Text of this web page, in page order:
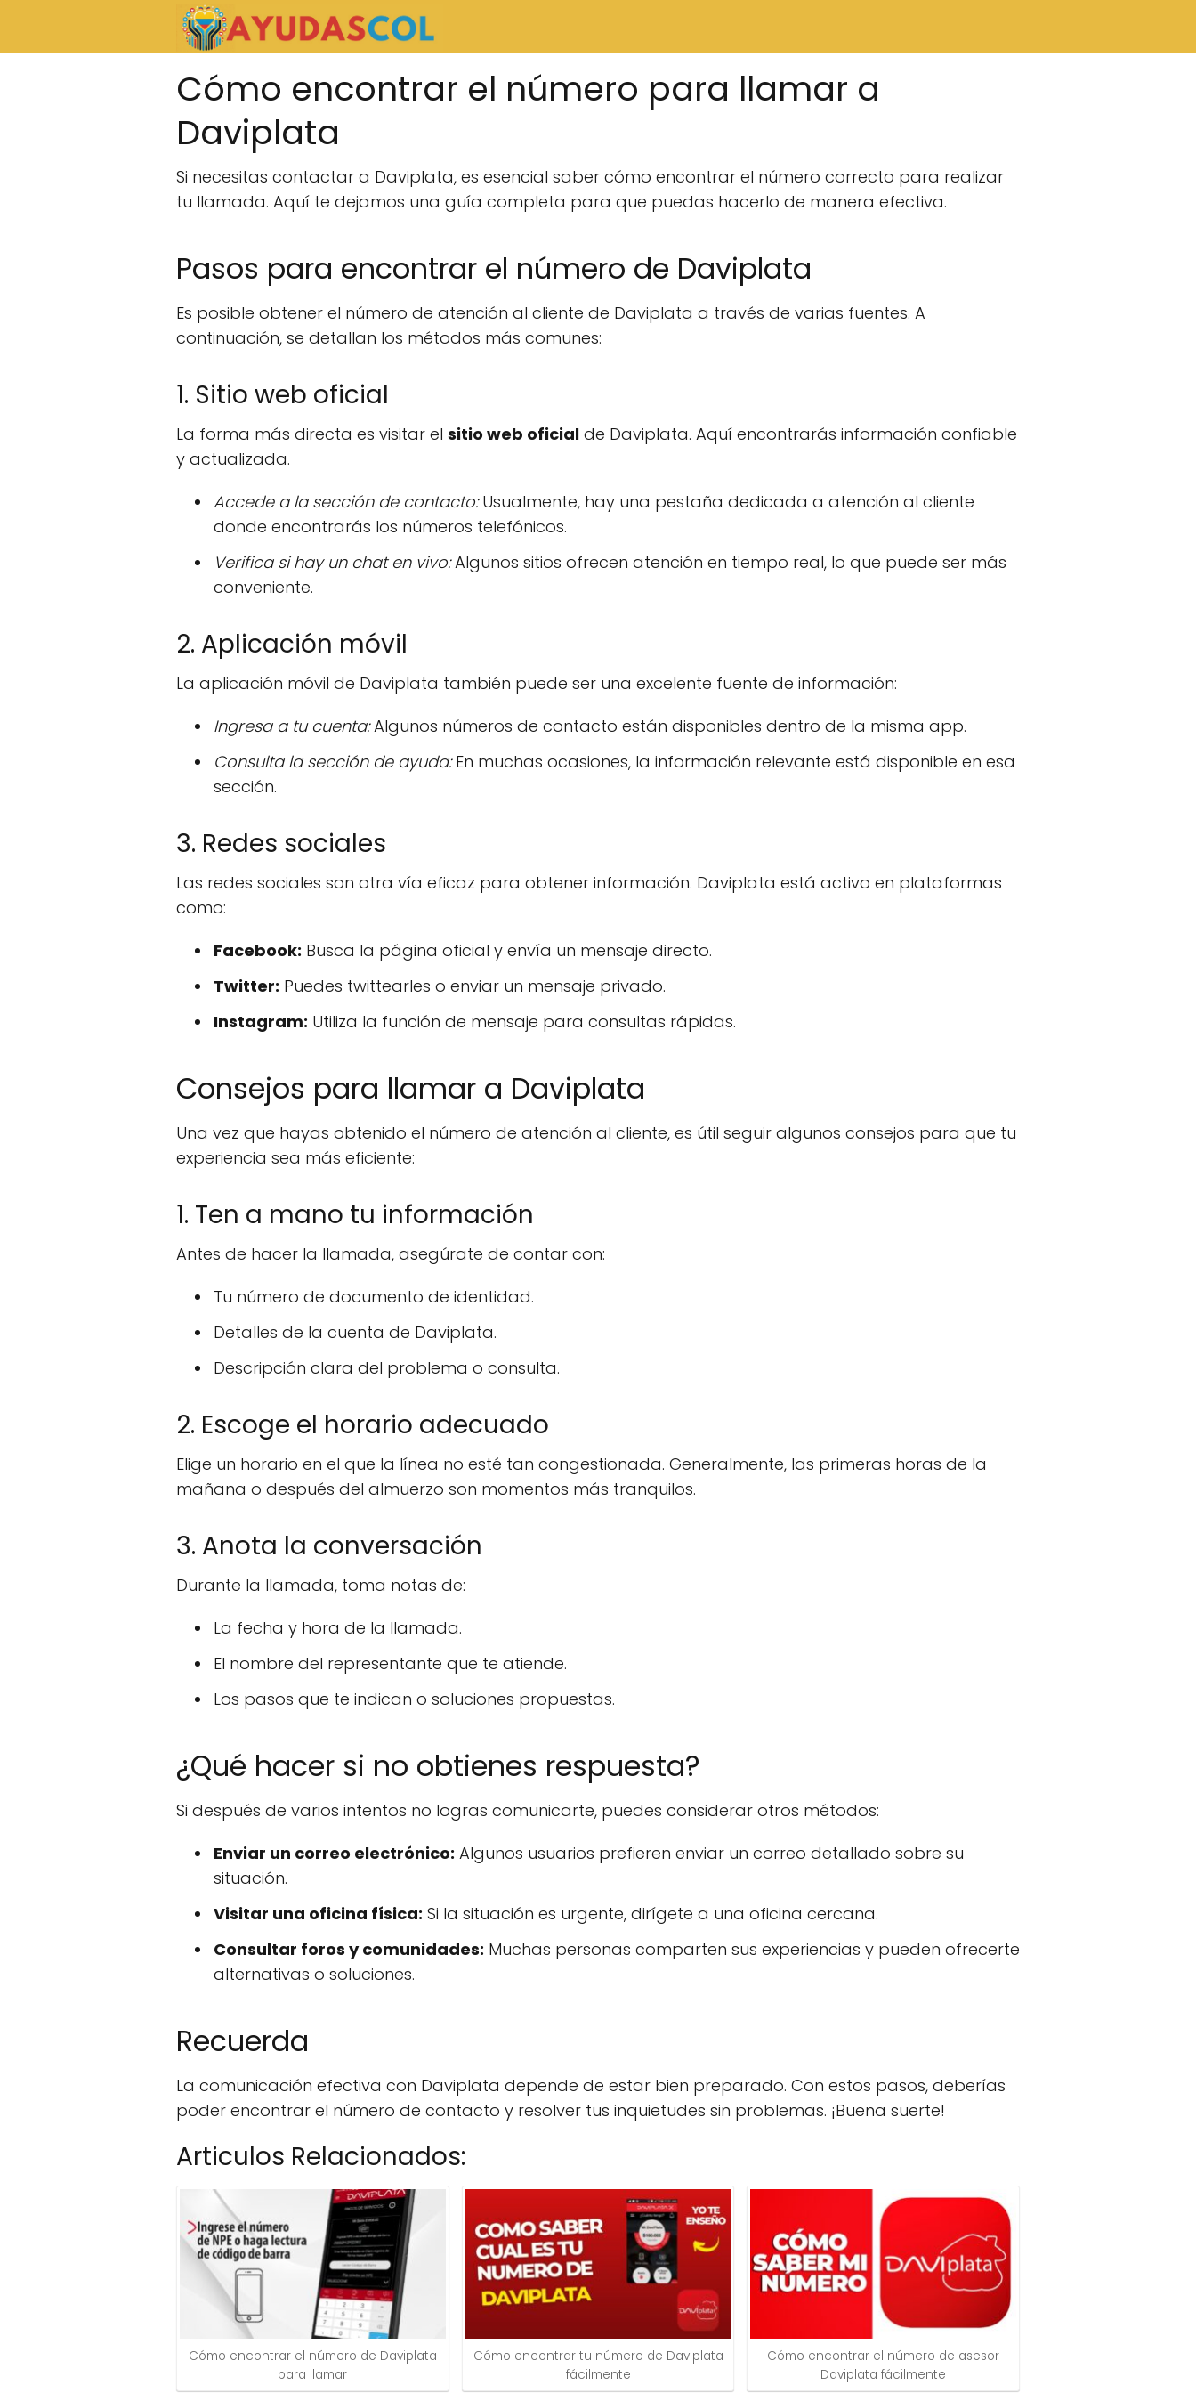
Cómo encontrar el número para llamar a
Daviplata
Si necesitas contactar a Daviplata, es esencial saber cómo encontrar el número correcto para realizar
tu llamada. Aquí te dejamos una guía completa para que puedas hacerlo de manera efectiva.
Pasos para encontrar el número de Daviplata
Es posible obtener el número de atención al cliente de Daviplata a través de varias fuentes. A
continuación, se detallan los métodos más comunes:
1. Sitio web oficial
La forma más directa es visitar el sitio web oficial de Daviplata. Aquí encontrarás información confiable
y actualizada.
Accede a la sección de contacto:Usualmente, hay una pestaña dedicada a atención al cliente
donde encontrarás los números telefónicos.
Verifica si hay un chat en vivo:Algunos sitios ofrecen atención en tiempo real, lo que puede ser más
conveniente.
2. Aplicación móvil
La aplicación móvil de Daviplata también puede ser una excelente fuente de información:
Ingresa a tu cuenta:Algunos números de contacto están disponibles dentro de la misma app.
Consulta la sección de ayuda:En muchas ocasiones, la información relevante está disponible en esa
sección.
3. Redes sociales
Las redes sociales son otra vía eficaz para obtener información. Daviplata está activo en plataformas
como:
Facebook: Busca la página oficial y envía un mensaje directo.
Twitter: Puedes twittearles o enviar un mensaje privado.
Instagram: Utiliza la función de mensaje para consultas rápidas.
Consejos para llamar a Daviplata
Una vez que hayas obtenido el número de atención al cliente, es útil seguir algunos consejos para que tu
experiencia sea más eficiente:
1. Ten a mano tu información
Antes de hacer la llamada, asegúrate de contar con:
Tu número de documento de identidad.
Detalles de la cuenta de Daviplata.
Descripción clara del problema o consulta.
2. Escoge el horario adecuado
Elige un horario en el que la línea no esté tan congestionada. Generalmente, las primeras horas de la
mañana o después del almuerzo son momentos más tranquilos.
3. Anota la conversación
Durante la llamada, toma notas de:
La fecha y hora de la llamada.
El nombre del representante que te atiende.
Los pasos que te indican o soluciones propuestas.
¿Qué hacer si no obtienes respuesta?
Si después de varios intentos no logras comunicarte, puedes considerar otros métodos:
Enviar un correo electrónico: Algunos usuarios prefieren enviar un correo detallado sobre su
situación.
Visitar una oficina física: Si la situación es urgente, dirígete a una oficina cercana.
Consultar foros y comunidades: Muchas personas comparten sus experiencias y pueden ofrecerte
alternativas o soluciones.
Recuerda
La comunicación efectiva con Daviplata depende de estar bien preparado. Con estos pasos, deberías
poder encontrar el número de contacto y resolver tus inquietudes sin problemas. ¡Buena suerte!
Articulos Relacionados:
Cómo encontrar el número de Daviplata
para llamar
Cómo encontrar tu número de Daviplata
fácilmente
Cómo encontrar el número de asesor
Daviplata fácilmente